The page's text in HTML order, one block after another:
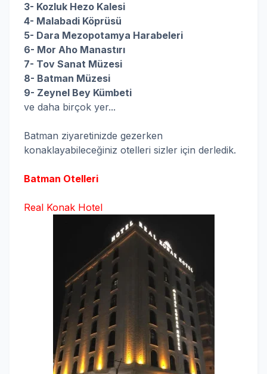
3- Kozluk Hezo Kalesi
4- Malabadi Köprüsü
5- Dara Mezopotamya Harabeleri
6- Mor Aho Manastırı
7- Tov Sanat Müzesi
8- Batman Müzesi
9- Zeynel Bey Kümbeti
ve daha birçok yer...
Batman ziyaretinizde gezerken
konaklayabileceğiniz otelleri sizler için derledik.
Batman Otelleri
Real Konak Hotel